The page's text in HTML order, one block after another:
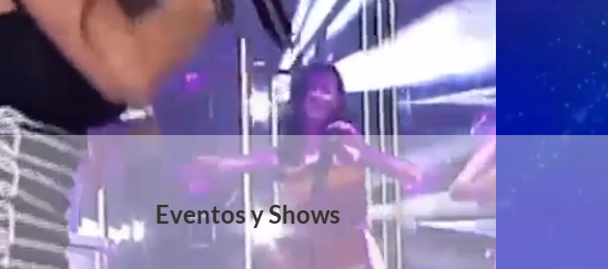
Eventos y Shows